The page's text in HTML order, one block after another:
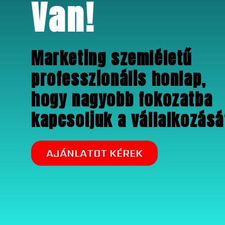
Van!
Marketing szemléletű
professzionális honlap,
hogy nagyobb fokozatba
kapcsoljuk a
AJÁNLATOT KÉREK